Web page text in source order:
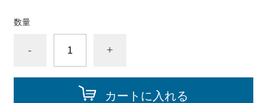
数量
- +
カートに入れる